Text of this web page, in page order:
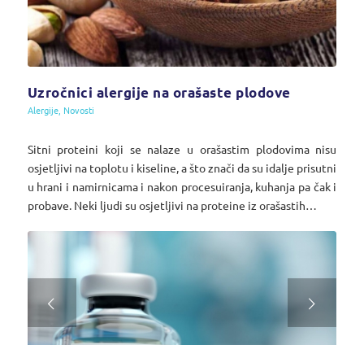
Uzročnici alergije na orašaste plodove
Alergije, Novosti
Sitni proteini koji se nalaze u orašastim plodovima nisu
osjetljivi na toplotu i kiseline, a što znači da su idalje prisutni
u hrani i namirnicama i nakon procesuiranja, kuhanja pa čak i
probave. Neki ljudi su osjetljivi na proteine iz orašastih…
Next